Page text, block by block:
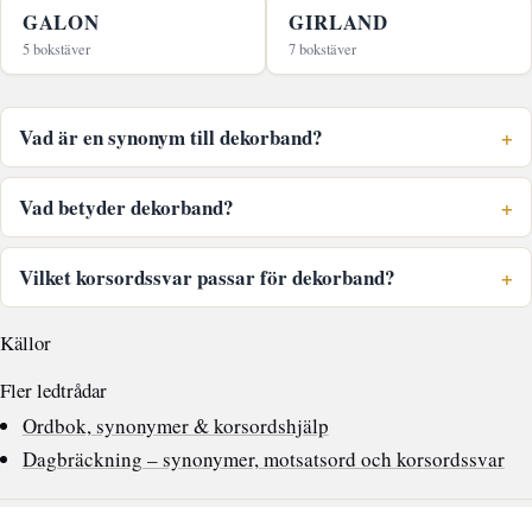
GALON
5 bokstäver
GIRLAND
7 bokstäver
Vad är en synonym till dekorband?
Vad betyder dekorband?
Vilket korsordssvar passar för dekorband?
Källor
Fler ledtrådar
Ordbok, synonymer & korsordshjälp
Dagbräckning – synonymer, motsatsord och korsordssvar